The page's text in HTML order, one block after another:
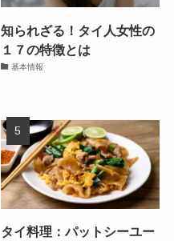
知られざる！タイ人女性の
１７の特徴とは
基本情報
タイ料理：パットシーユー